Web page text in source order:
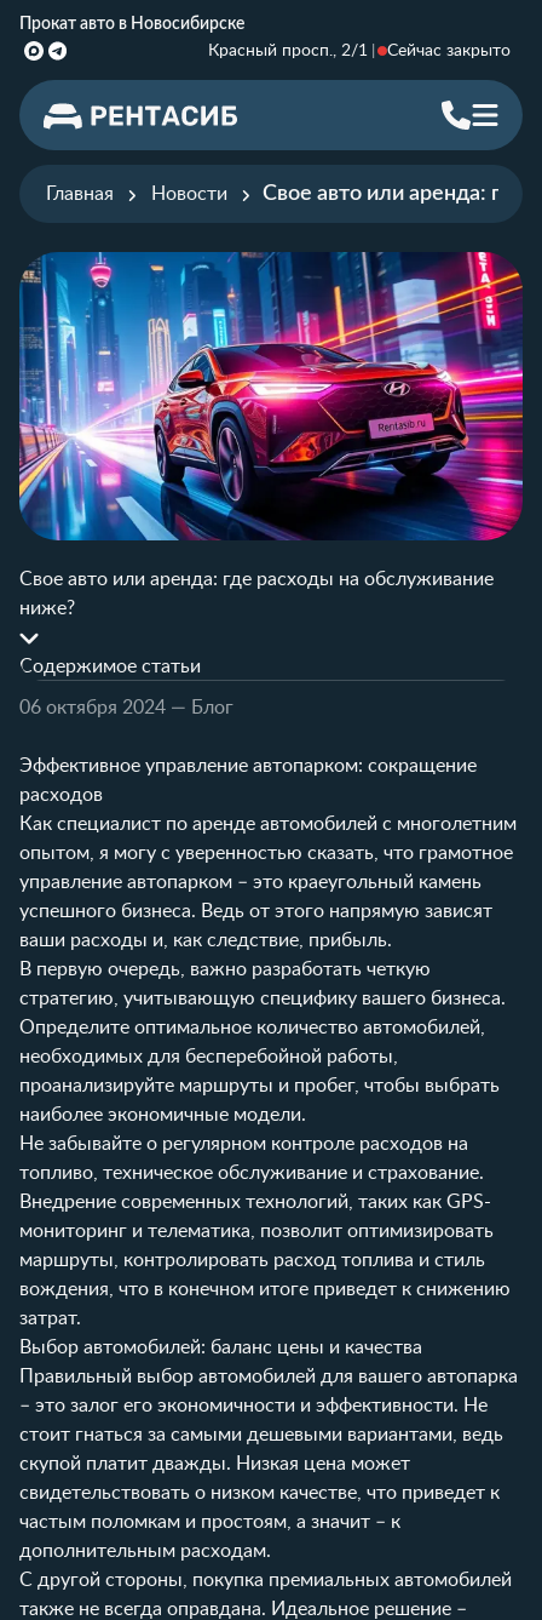
Прокат авто в Новосибирске
Красный просп., 2/1
Сейчас закрыто
Главная Новости Свое авто или аренда: где
Свое авто или аренда: где расходы на обслуживание
ниже?
Содержимое статьи
06 октября 2024 — Блог
Эффективное управление автопарком: сокращение
расходов
Как специалист по аренде автомобилей с многолетним
опытом, я могу с уверенностью сказать, что грамотное
управление автопарком – это краеугольный камень
успешного бизнеса. Ведь от этого напрямую зависят
ваши расходы и, как следствие, прибыль.
В первую очередь, важно разработать четкую
стратегию, учитывающую специфику вашего бизнеса.
Определите оптимальное количество автомобилей,
необходимых для бесперебойной работы,
проанализируйте маршруты и пробег, чтобы выбрать
наиболее экономичные модели.
Не забывайте о регулярном контроле расходов на
топливо, техническое обслуживание и страхование.
Внедрение современных технологий, таких как GPS-
мониторинг и телематика, позволит оптимизировать
маршруты, контролировать расход топлива и стиль
вождения, что в конечном итоге приведет к снижению
затрат.
Выбор автомобилей: баланс цены и качества
Правильный выбор автомобилей для вашего автопарка
– это залог его экономичности и эффективности. Не
стоит гнаться за самыми дешевыми вариантами, ведь
скупой платит дважды. Низкая цена может
свидетельствовать о низком качестве, что приведет к
частым поломкам и простоям, а значит – к
дополнительным расходам.
С другой стороны, покупка премиальных автомобилей
также не всегда оправдана. Идеальное решение –